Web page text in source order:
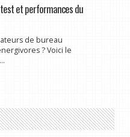
test et performances du
de bureau
? Voici le